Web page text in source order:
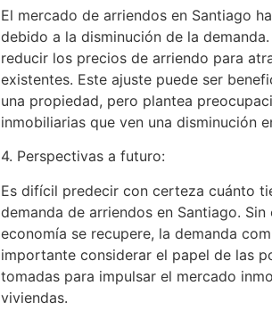
El mercado de arriendos en Santiago
debido a la disminución de la
reducir los precios de arriendo para
existentes. Este ajuste puede ser
una propiedad, pero plantea
inmobiliarias que ven una disminución
4. Perspectivas a futuro:
Es difícil predecir con certeza cuánto
demanda de arriendos en Santiago.
economía se recupere, la demanda
importante considerar el papel de las
tomadas para impulsar el mercado
viviendas.